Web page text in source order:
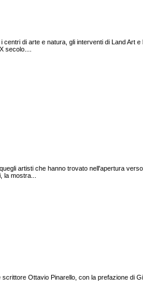
di arte e natura, gli interventi di Land Art
secolo....
artisti che hanno trovato nell'apertura
la mostra...
Ottavio Pinarello, con la prefazione di